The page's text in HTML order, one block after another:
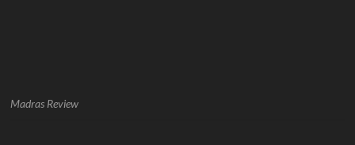
Madras Review